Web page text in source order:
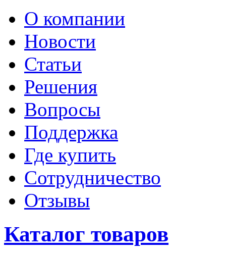
О компании
Новости
Статьи
Решения
Вопросы
Поддержка
Где купить
Сотрудничество
Отзывы
Каталог товаров